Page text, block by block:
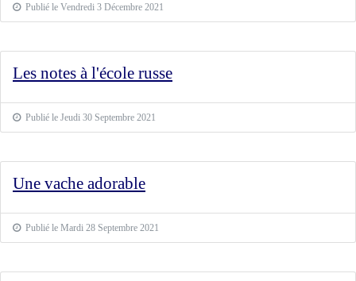
Publié le Vendredi 3 Décembre 2021
Les notes à l'école russe
Publié le Jeudi 30 Septembre 2021
Une vache adorable
Publié le Mardi 28 Septembre 2021